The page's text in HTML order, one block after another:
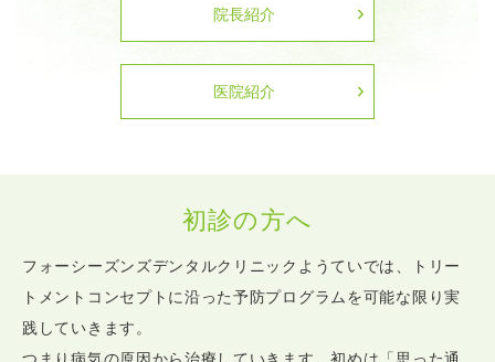
院長紹介
医院紹介
初診の方へ
フォーシーズンズデンタルクリニックようていでは、
トリー
トメントコンセプトに沿った予防プログラムを可能な限り実
践していきます。
つまり病気の原因から治療していきます。初めは「思った通